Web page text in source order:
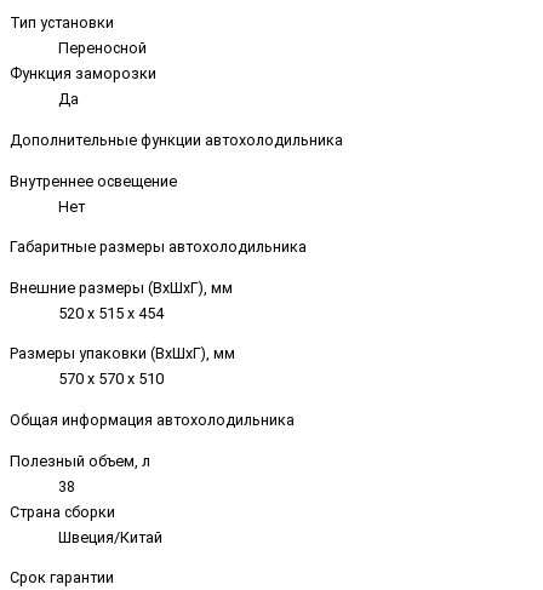
Тип установки
Переносной
Функция заморозки
Да
Дополнительные функции автохолодильника
Внутреннее освещение
Нет
Габаритные размеры автохолодильника
Внешние размеры (ВxШxГ), мм
520 х 515 х 454
Размеры упаковки (ВxШxГ), мм
570 х 570 х 510
Общая информация автохолодильника
Полезный объем, л
38
Страна сборки
Швеция/Китай
Срок гарантии